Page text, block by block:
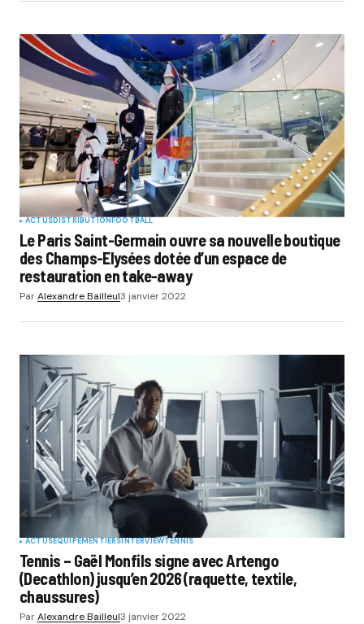
ACTUSDISTRIBUTIONFOOTBALL
Le Paris Saint-Germain ouvre sa nouvelle boutique
des Champs-Elysées dotée d’un espace de
restauration en take-away
ParAlexandre Bailleul3 janvier 2022
ACTUSEQUIPEMENTIERSINTERVIEWTENNIS
Tennis – Gaël Monfils signe avec Artengo
(Decathlon) jusqu’en 2026 (raquette, textile,
chaussures)
ParAlexandre Bailleul3 janvier 2022